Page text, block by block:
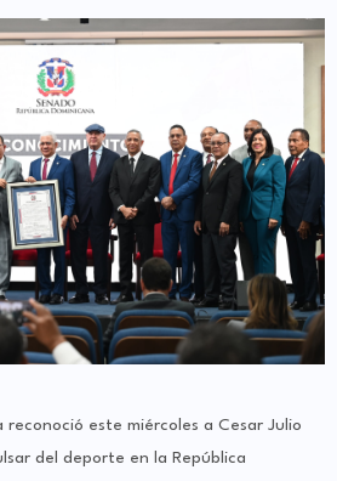
reconoció este miércoles a Cesar Julio
del deporte en la República